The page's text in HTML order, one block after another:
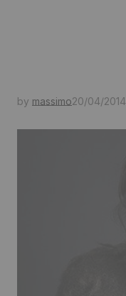
by massimo20/04/2014